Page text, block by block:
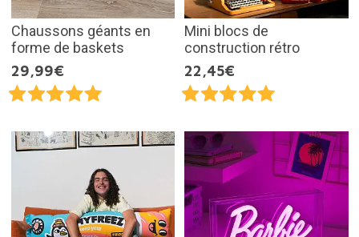
Chaussons géants en
forme de baskets
29,99€
Mini blocs de
construction rétro
22,45€